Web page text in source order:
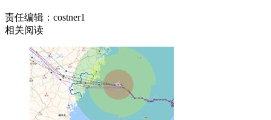
责任编辑：costner1
相关阅读